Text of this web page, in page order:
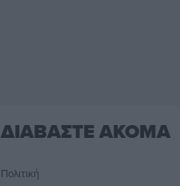
ΔΙΑΒΑΣΤΕ ΑΚΟΜΑ
Πολιτική